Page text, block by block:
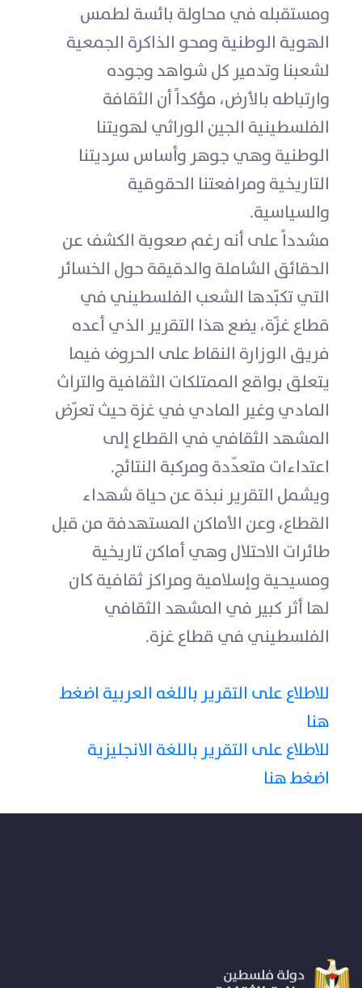
ومستقبله في محاولة بائسة لطمس
الهوية الوطنية ومحو الذاكرة الجمعية
لشعبنا وتدمير كل شواهد وجوده
وارتباطه بالأرض، مؤكداً أن الثقافة
الفلسطينية الجين الوراثي لهويتنا
الوطنية وهي جوهر وأساس سرديتنا
التاريخية ومرافعتنا الحقوقية
والسياسية.
مشدداً على أنه رغم صعوبة الكشف عن
الحقائق الشاملة والدقيقة حول الخسائر
التي تكبّدها الشعب الفلسطيني في
قطاع غزّة، يضع هذا التقرير الذي أعده
فريق الوزارة النقاط على الحروف فيما
يتعلق بواقع الممتلكات الثقافية والتراث
المادي وغير المادي في غزة حيث تعرّض
المشهد الثقافي في القطاع إلى
اعتداءات متعدّدة ومركبة النتائج.
ويشمل التقرير نبذة عن حياة شهداء
القطاع، وعن الأماكن المستهدفة من قبل
طائرات الاحتلال وهي أماكن تاريخية
ومسيحية وإسلامية ومراكز ثقافية كان
لها أثر كبير في المشهد الثقافي
الفلسطيني في قطاع غزة.
للاطلاع على التقرير باللغه العربية اضغط
هنا
للاطلاع على التقرير باللغة الانجليزية
اضغط هنا